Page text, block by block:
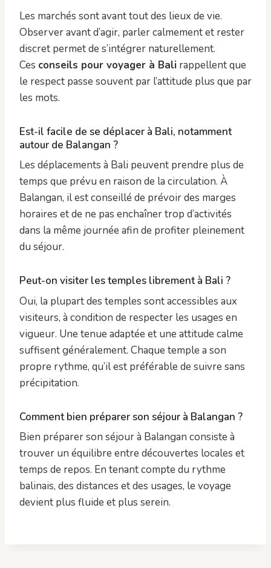
Les marchés sont avant tout des lieux de vie.
Observer avant d’agir, parler calmement et rester
discret permet de s’intégrer naturellement.
Ces conseils pour voyager à Bali rappellent que
le respect passe souvent par l’attitude plus que par
les mots.
Est-il facile de se déplacer à Bali, notamment
autour de Balangan ?
Les déplacements à Bali peuvent prendre plus de
temps que prévu en raison de la circulation. À
Balangan, il est conseillé de prévoir des marges
horaires et de ne pas enchaîner trop d’activités
dans la même journée afin de profiter pleinement
du séjour.
Peut-on visiter les temples librement à Bali ?
Oui, la plupart des temples sont accessibles aux
visiteurs, à condition de respecter les usages en
vigueur. Une tenue adaptée et une attitude calme
suffisent généralement. Chaque temple a son
propre rythme, qu’il est préférable de suivre sans
précipitation.
Comment bien préparer son séjour à Balangan ?
Bien préparer son séjour à Balangan consiste à
trouver un équilibre entre découvertes locales et
temps de repos. En tenant compte du rythme
balinais, des distances et des usages, le voyage
devient plus fluide et plus serein.